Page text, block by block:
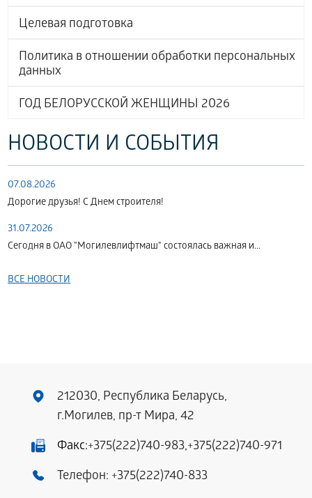
Целевая подготовка
Политика в отношении обработки персональных
данных
ГОД БЕЛОРУССКОЙ ЖЕНЩИНЫ 2026
НОВОСТИ И СОБЫТИЯ
07.08.2026
Дорогие друзья! С Днем строителя!
31.07.2026
Сегодня в ОАО "Могилевлифтмаш" состоялась важная и...
ВСЕ НОВОСТИ
212030, Республика Беларусь,
г.Могилев, пр-т Мира, 42
Факс:+375(222)740-983,+375(222)740-971
Телефон: +375(222)740-833